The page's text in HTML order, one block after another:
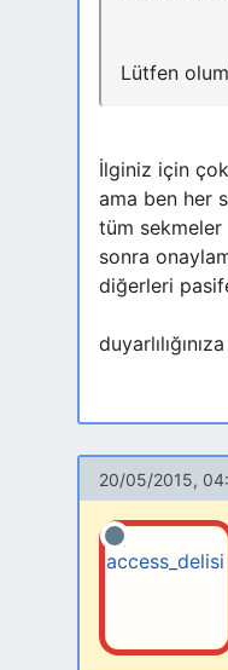
Lütfen
İlginiz için
ama ben her
tüm
sonra
diğerleri
20/05/2015,